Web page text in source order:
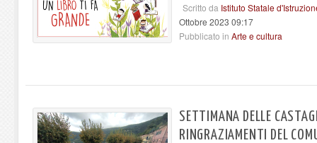
Scritto da Istituto Statale
Ottobre 2023 09:17
Pubblicato in Arte e cultura
SETTIMANA DELLE
RINGRAZIAMENTI DEL